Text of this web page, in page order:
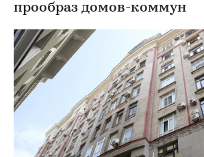
прообраз домов-коммун